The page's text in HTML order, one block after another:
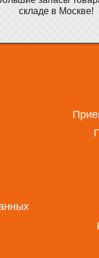
складе в Москве!